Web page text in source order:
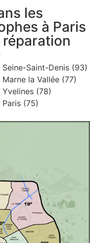
les
à Paris
Saint-Denis (93)
la Vallée (77)
(78)
(75)